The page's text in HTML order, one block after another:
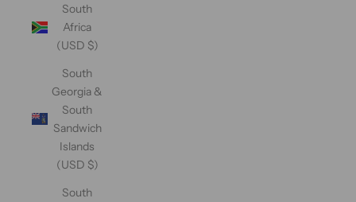
South
Africa
(USD $)
South
Georgia &
South
Sandwich
Islands
(USD $)
South